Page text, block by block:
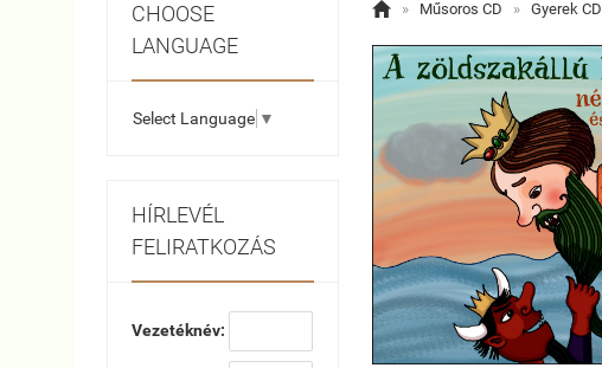
CHOOSE
LANGUAGE
Select Language ▼
HÍRLEVÉL
FELIRATKOZÁS
Vezetéknév:
 » Műsoros CD » Gyerek CD